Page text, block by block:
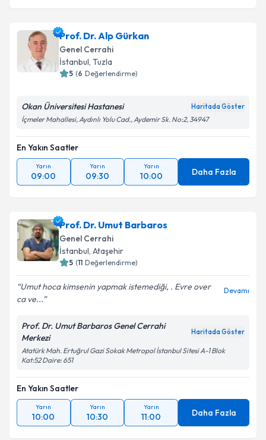
Prof. Dr. Alp Gürkan
Genel Cerrahi
İstanbul, Tuzla
5 (6 Değerlendirme)
Okan Üniversitesi Hastanesi Haritada Göster
İçmeler Mahallesi, Aydınlı Yolu Cad., Aydemir Sk. No:2, 34947
En Yakın Saatler
Yarın
09:00
Yarın
09:30
Yarın
10:00 Daha Fazla
Prof. Dr. Umut Barbaros
Genel Cerrahi
İstanbul, Ataşehir
5 (11 Değerlendirme)
Umut hoca kimsenin yapmak istemediği, . Evre over
ca ve...
Devamı
Prof. Dr. Umut Barbaros Genel Cerrahi
Merkezi
Haritada Göster
Atatürk Mah. Ertuğrul Gazi Sokak Metropol İstanbul Sitesi A-1 Blok
Kat:52 Daire: 651
En Yakın Saatler
Yarın
10:00
Yarın
10:30
Yarın
11:00 Daha Fazla